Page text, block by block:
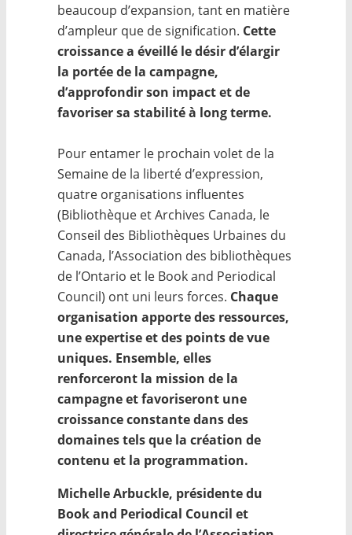
beaucoup d’expansion, tant en matière
d’ampleur que de signification. Cette
croissance a éveillé le désir d’élargir
la portée de la campagne,
d’approfondir son impact et de
favoriser sa stabilité à long terme.
Pour entamer le prochain volet de la
Semaine de la liberté d’expression,
quatre organisations influentes
(Bibliothèque et Archives Canada, le
Conseil des Bibliothèques Urbaines du
Canada, l’Association des bibliothèques
de l’Ontario et le Book and Periodical
Council) ont uni leurs forces. Chaque
organisation apporte des ressources,
une expertise et des points de vue
uniques. Ensemble, elles
renforceront la mission de la
campagne et favoriseront une
croissance constante dans des
domaines tels que la création de
contenu et la programmation.
Michelle Arbuckle, présidente du
Book and Periodical Council et